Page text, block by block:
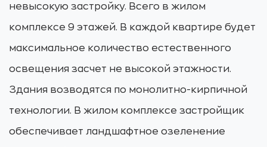
невысокую застройку. Всего в жилом
комплексе 9 этажей. В каждой квартире будет
максимальное количество естественного
освещения засчет не высокой этажности.
Здания возводятся по монолитно-кирпичной
технологии. В жилом комплексе застройщик
обеспечивает ландшафтное озеленение